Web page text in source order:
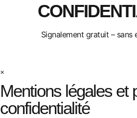
Signalement gratuit – sans
×
Mentions légales et
confidentialité